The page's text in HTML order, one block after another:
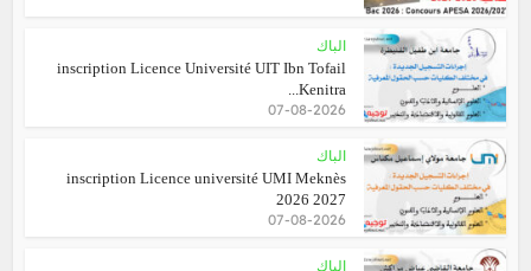
الباك
inscription Licence Université UIT Ibn Tofail
Kenitra...
07-08-2026
الباك
inscription Licence université UMI Meknès
2026 2027
07-08-2026
الباك